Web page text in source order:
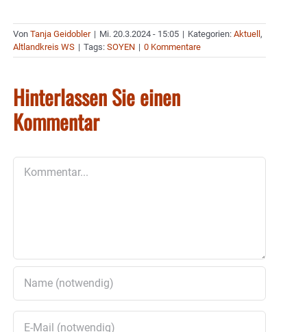
Von Tanja Geidobler | Mi. 20.3.2024 - 15:05 | Kategorien: Aktuell ,
Altlandkreis WS | Tags: SOYEN | 0 Kommentare
Hinterlassen Sie einen
Kommentar